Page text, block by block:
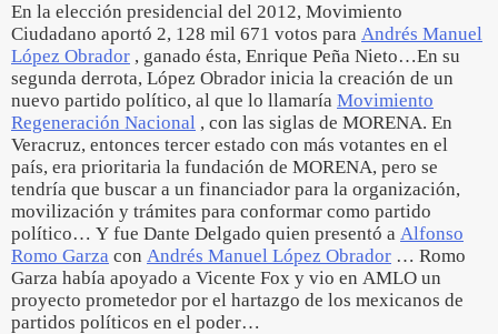
En la elección presidencial del 2012, Movimiento
Ciudadano aportó 2, 128 mil 671 votos para Andrés Manuel
López Obrador , ganado ésta, Enrique Peña Nieto…En su
segunda derrota, López Obrador inicia la creación de un
nuevo partido político, al que lo llamaría Movimiento
Regeneración Nacional , con las siglas de MORENA. En
Veracruz, entonces tercer estado con más votantes en el
país, era prioritaria la fundación de MORENA, pero se
tendría que buscar a un financiador para la organización,
movilización y trámites para conformar como partido
político… Y fue Dante Delgado quien presentó a Alfonso
Romo Garza con Andrés Manuel López Obrador … Romo
Garza había apoyado a Vicente Fox y vio en AMLO un
proyecto prometedor por el hartazgo de los mexicanos de
partidos políticos en el poder…